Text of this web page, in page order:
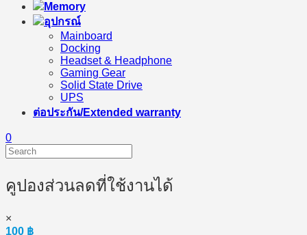
Memory
อุปกรณ์
Mainboard
Docking
Headset & Headphone
Gaming Gear
Solid State Drive
UPS
ต่อประกัน/Extended warranty
0
คูปองส่วนลดที่ใช้งานได้
×
100 ฿